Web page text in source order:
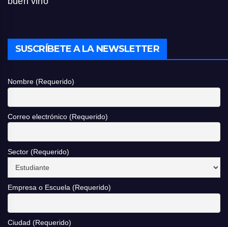
SUSCRÍBETE A LA NEWSLETTER
Nombre (Requerido)
Correo electrónico (Requerido)
Sector (Requerido)
Empresa o Escuela (Requerido)
Ciudad (Requerido)